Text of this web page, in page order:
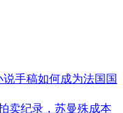
说手稿如何成为法国国
卖纪录，苏曼殊成本